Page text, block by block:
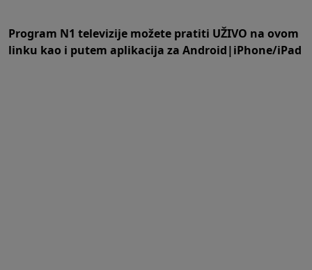
Program N1 televizije možete pratiti UŽIVO na ovom
linku kao i putem aplikacija za Android|iPhone/iPad